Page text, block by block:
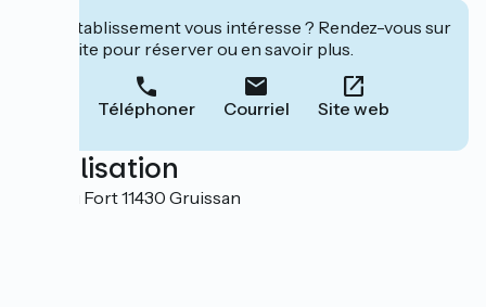
Cet établissement vous intéresse ? Rendez-vous sur
leur site pour réserver ou en savoir plus.
Téléphoner Courriel Site web
Localisation
5 rue du Fort 11430 Gruissan